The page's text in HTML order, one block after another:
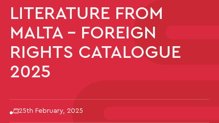
LITERATURE FROM
MALTA – FOREIGN
RIGHTS CATALOGUE
2025
25th February, 2025